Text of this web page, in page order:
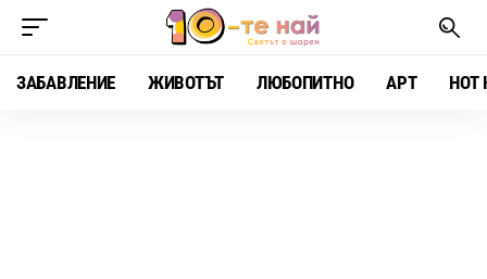
ЗАБАВЛЕНИЕ ЖИВОТЪТ ЛЮБОПИТНО АРТ HOT